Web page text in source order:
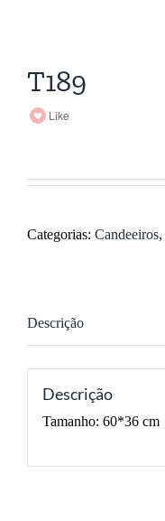
T189
Like
Categorias: Candeeiros,
Descrição
Descrição
Tamanho: 60*36 cm